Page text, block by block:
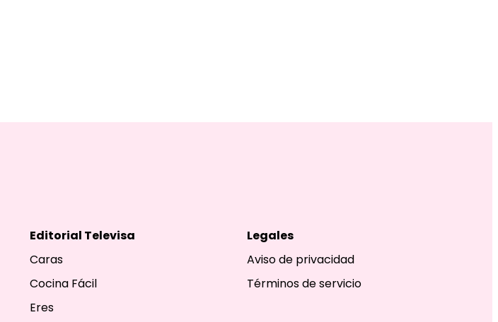
Editorial Televisa
Caras
Cocina Fácil
Eres
Legales
Aviso de privacidad
Términos de servicio